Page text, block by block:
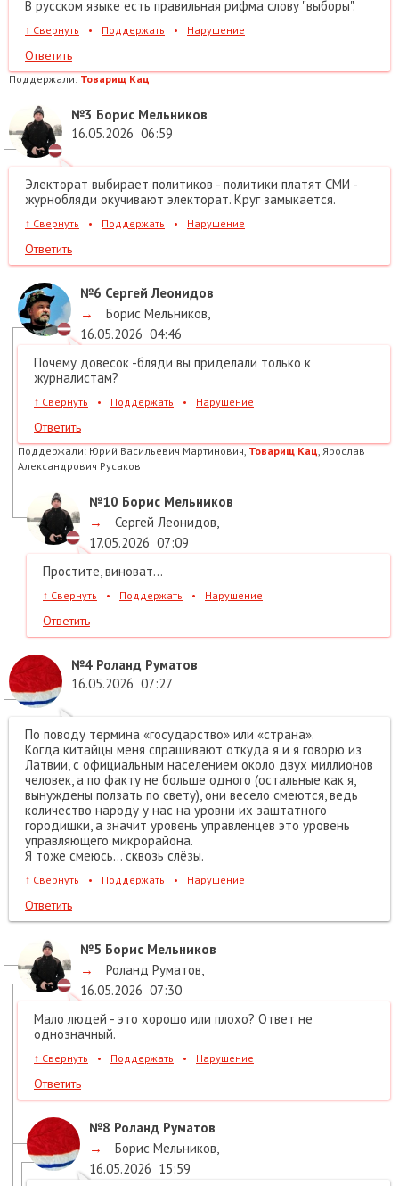
В русском языке есть правильная рифма слову "выборы".
↑ Свернуть • Поддержать • Нарушение
Ответить
Поддержали: Товарищ Кац
№3 Борис Мельников
16.05.2026 06:59
Электорат выбирает политиков - политики платят СМИ -
журнобляди окучивают электорат. Круг замыкается.
↑ Свернуть • Поддержать • Нарушение
Ответить
№6 Сергей Леонидов
→
Борис Мельников
16.05.2026 04:46
Почему довесок -бляди вы приделали только к
журналистам?
↑ Свернуть • Поддержать • Нарушение
Ответить
Поддержали: Юрий Васильевич Мартинович, Товарищ Кац , Ярослав
Александрович Русаков
№10 Борис Мельников
→
Сергей Леонидов
17.05.2026 07:09
Простите, виноват...
↑ Свернуть • Поддержать • Нарушение
Ответить
№4 Роланд Руматов
16.05.2026 07:27
По поводу термина «государство» или «страна».
Когда китайцы меня спрашивают откуда я и я говорю из
Латвии, с официальным населением около двух миллионов
человек, а по факту не больше одного (остальные как я,
вынуждены ползать по свету), они весело смеются, ведь
количество народу у нас на уровни их заштатного
городишки, а значит уровень управленцев это уровень
управляющего микрорайона.
Я тоже смеюсь… сквозь слёзы.
↑ Свернуть • Поддержать • Нарушение
Ответить
№5 Борис Мельников
→
Роланд Руматов
16.05.2026 07:30
Мало людей - это хорошо или плохо? Ответ не
однозначный.
↑ Свернуть • Поддержать • Нарушение
Ответить
№8 Роланд Руматов
→
Борис Мельников
16.05.2026 15:59